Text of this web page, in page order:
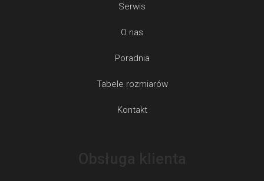
Serwis
O nas
Poradnia
Tabele rozmiarów
Kontakt